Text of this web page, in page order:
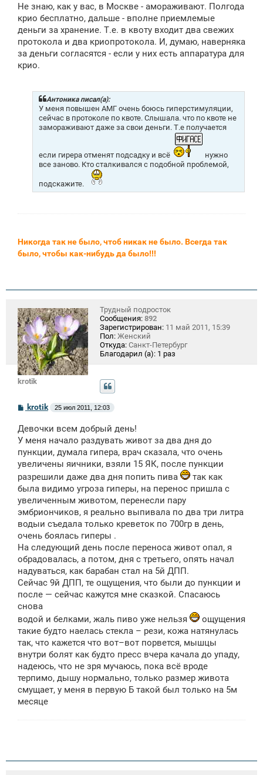
б
щ
н
и
е
Не знаю, как у вас, в Москве - амораживают. Полгода
крио бесплатно, дальше - вполне приемлемые
деньги за хранение. Т.е. в квоту входит два свежих
протокола и два криопротокола. И, думаю, наверняка
за деньги согласятся - если у них есть аппаратура для
крио.
Антоника писал(а):
У меня повышен АМГ очень боюсь гиперстимуляции,
сейчас в протоколе по квоте. Слышала. что по квоте не
замораживают даже за свои деньги. Т.е получается
если гирера отменят подсадку и всё
нужно
все заново. Кто сталкивался с подобной проблемой,
подскажите.
Никогда так не было, чтоб никак не было. Всегда так
было, чтобы как-нибудь да было!!!
krotik
Трудный подросток
Сообщения: 892
Зарегистрирован: 11 май 2011, 15:39
Пол: Женский
Откуда: Санкт-Петербург
Благодарил (а): 1 раз
С
о
б
щ
н
и
krotik 25 июл 2011, 12:03
Девочки всем добрый день!
У меня начало раздувать живот за два дня до
пункции, думала гипера, врач сказала, что очень
увеличены яичники, взяли 15 ЯК, после пункции
разрешили даже два дня попить пива
так как
была видимо угроза гиперы, на перенос пришла с
увеличенным животом, перенесли пару
эмбриончиков, я реально выпивала по два три литра
водыи съедала только креветок по 700гр в день,
очень боялась гиперы .
На следующий день после переноса живот опал, я
обрадовалась, а потом, дня с третьего, опять начал
надуваться, как барабан стал на 5й ДПП.
Сейчас 9й ДПП, те ощущения, что были до пункции и
после — сейчас кажутся мне сказкой. Спасаюсь
снова
водой и белками, жаль пиво уже нельзя
ощущения
такие будто наелась стекла – рези, кожа натянулась
так, что кажется что вот–вот порвется, мышцы
внутри болят как будто пресс вчера качала до упаду,
надеюсь, что не зря мучаюсь, пока всё вроде
терпимо, дышу нормально, только размер живота
смущает, у меня в первую Б такой был только на 5м
месяце